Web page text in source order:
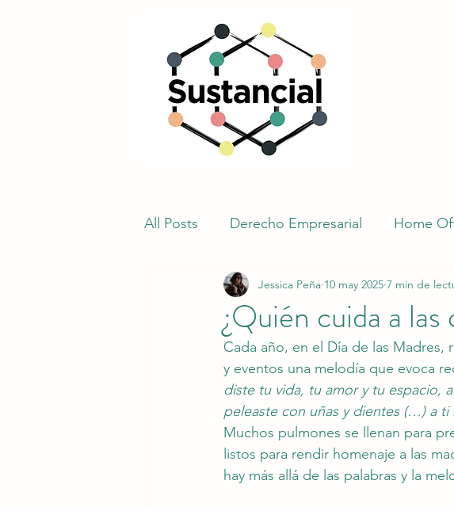
All Posts Derecho Empresarial Home
Seguridad e higiene en el trabajo
Construcción Obligaciones Patronales
¿Quién cuida a las
Jessica Peña 10 may 2025 7 min de
Cada año, en el Día de las Madres,
y eventos una melodía que evoca
diste tu vida, tu amor y tu espacio,
peleaste con uñas y dientes (…) a
Muchos pulmones se llenan para
listos para rendir homenaje a las
hay más allá de las palabras y la